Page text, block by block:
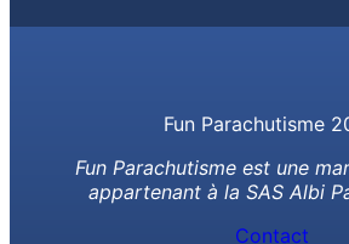
Fun Parachutisme
Fun Parachutisme est une
appartenant à la SAS Albi
Contact